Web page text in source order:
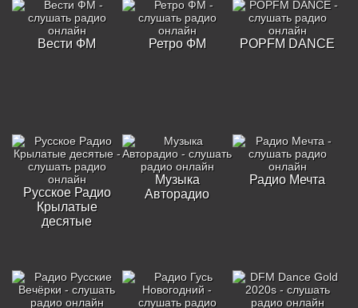
Вести ФМ Ретро ФМ POPFM DANCE
Русское Радио
Крылатые
десятые
Музыка
Авторадио
Радио Мечта